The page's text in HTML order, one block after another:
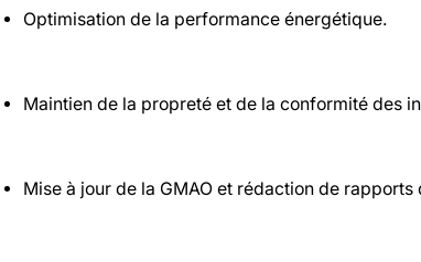
Optimisation de la performance énergétique.
Maintien de la propreté et de la conformité des
Mise à jour de la GMAO et rédaction de